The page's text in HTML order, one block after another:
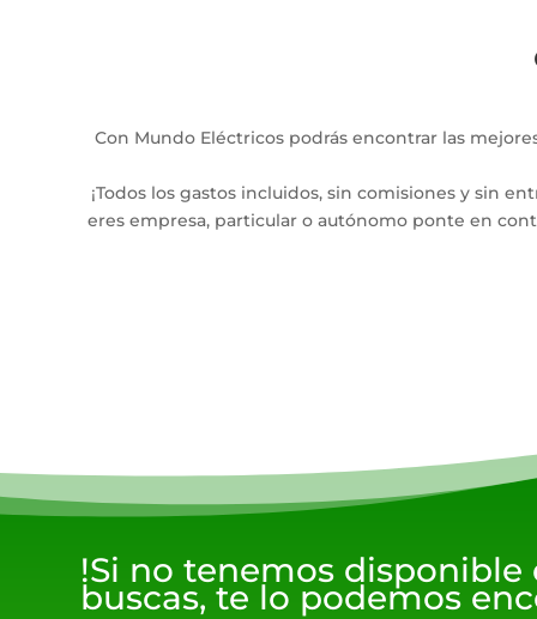
Con Mundo Eléctricos podrás encontrar las
¡Todos los gastos incluidos, sin comisiones y sin
eres empresa, particular o autónomo ponte en
!Si no tenemos disponible
buscas, te lo podemos